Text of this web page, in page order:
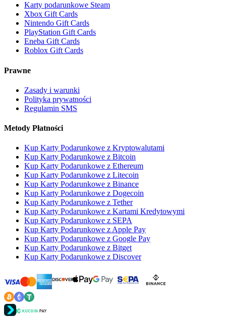
Karty podarunkowe Steam
Xbox Gift Cards
Nintendo Gift Cards
PlayStation Gift Cards
Eneba Gift Cards
Roblox Gift Cards
Prawne
Zasady i warunki
Polityka prywatności
Regulamin SMS
Metody Płatności
Kup Karty Podarunkowe z Kryptowalutami
Kup Karty Podarunkowe z Bitcoin
Kup Karty Podarunkowe z Ethereum
Kup Karty Podarunkowe z Litecoin
Kup Karty Podarunkowe z Binance
Kup Karty Podarunkowe z Dogecoin
Kup Karty Podarunkowe z Tether
Kup Karty Podarunkowe z Kartami Kredytowymi
Kup Karty Podarunkowe z SEPA
Kup Karty Podarunkowe z Apple Pay
Kup Karty Podarunkowe z Google Pay
Kup Karty Podarunkowe z Bitget
Kup Karty Podarunkowe z Discover